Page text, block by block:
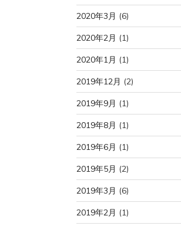
2020年3月 (6)
2020年2月 (1)
2020年1月 (1)
2019年12月 (2)
2019年9月 (1)
2019年8月 (1)
2019年6月 (1)
2019年5月 (2)
2019年3月 (6)
2019年2月 (1)